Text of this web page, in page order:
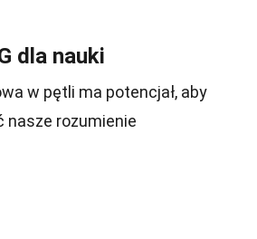
dla nauki
w pętli ma potencjał, aby
nasze rozumienie